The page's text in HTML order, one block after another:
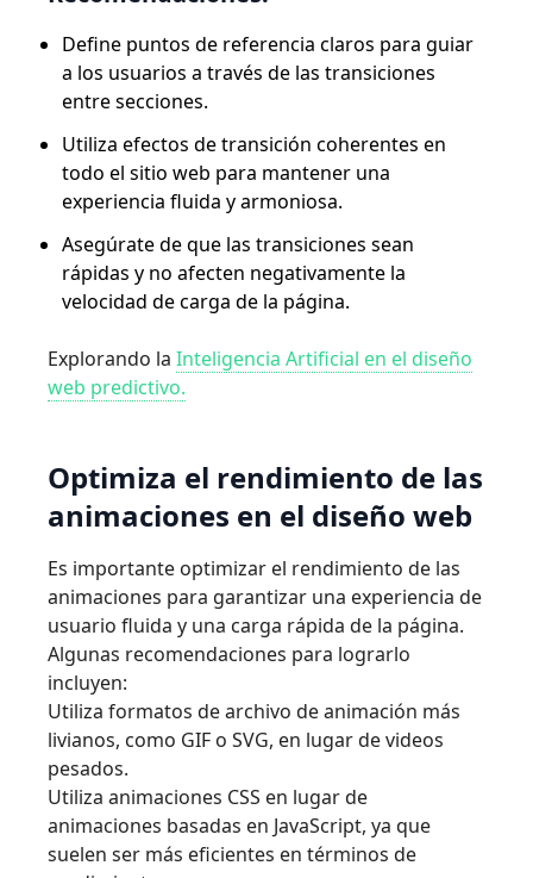
Define puntos de referencia claros para guiar
a los usuarios a través de las transiciones
entre secciones.
Utiliza efectos de transición coherentes en
todo el sitio web para mantener una
experiencia fluida y armoniosa.
Asegúrate de que las transiciones sean
rápidas y no afecten negativamente la
velocidad de carga de la página.
Explorando la Inteligencia Artificial en el diseño
web predictivo.
Optimiza el rendimiento de las
animaciones en el diseño web
Es importante optimizar el rendimiento de las
animaciones para garantizar una experiencia de
usuario fluida y una carga rápida de la página.
Algunas recomendaciones para lograrlo
incluyen:
Utiliza formatos de archivo de animación más
livianos, como GIF o SVG, en lugar de videos
pesados.
Utiliza animaciones CSS en lugar de
animaciones basadas en JavaScript, ya que
suelen ser más eficientes en términos de